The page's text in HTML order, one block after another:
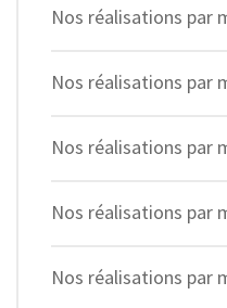
Nos réalisations par
Nos réalisations par
Nos réalisations par
Nos réalisations par
Nos réalisations par